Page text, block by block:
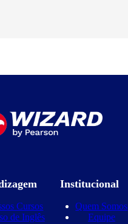
Cursos
de Inglês
Institucional
Quem Somos
Equipe